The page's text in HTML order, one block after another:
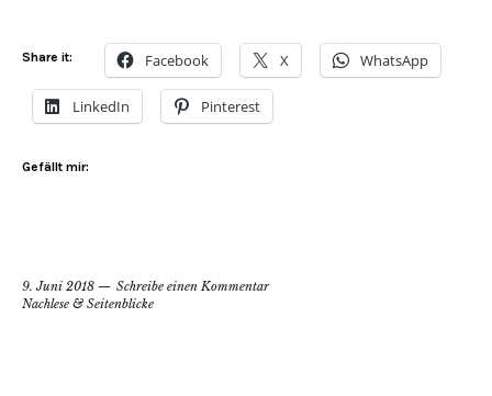
Share it: Facebook X WhatsApp
LinkedIn Pinterest
Gefällt mir:
9. Juni 2018
Schreibe einen Kommentar
Nachlese & Seitenblicke